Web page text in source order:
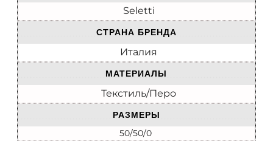
Seletti
СТРАНА БРЕНДА
Италия
МАТЕРИАЛЫ
Текстиль/Перо
РАЗМЕРЫ
50/50/0